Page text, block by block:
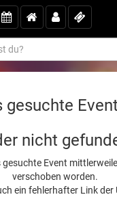
gesuchte
nicht
gesuchte Event
verschoben worden.
ein fehlerhafter Link der